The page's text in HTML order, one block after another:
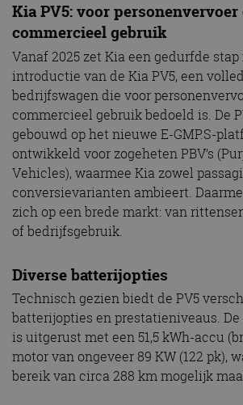
Kia PV5: voor personenvervoer
commercieel gebruik
Vanaf 2025 zet Kia een gedurfde stap
introductie van de Kia PV5, een
bedrijfswagen die voor
commercieel gebruik bedoeld is. De
gebouwd op het nieuwe E-GMP.S-
ontwikkeld voor zogeheten PBV’s
Vehicles), waarmee Kia zowel
conversievarianten ambieert.
zich op een brede markt: van
of bedrijfsgebruik.
Diverse batterijopties
Technisch gezien biedt de PV5
batterijopties en prestatieniveaus.
is uitgerust met een 51,5 kWh-accu
motor van ongeveer 89 KW (122 pk),
bereik van circa 288 km mogelijk